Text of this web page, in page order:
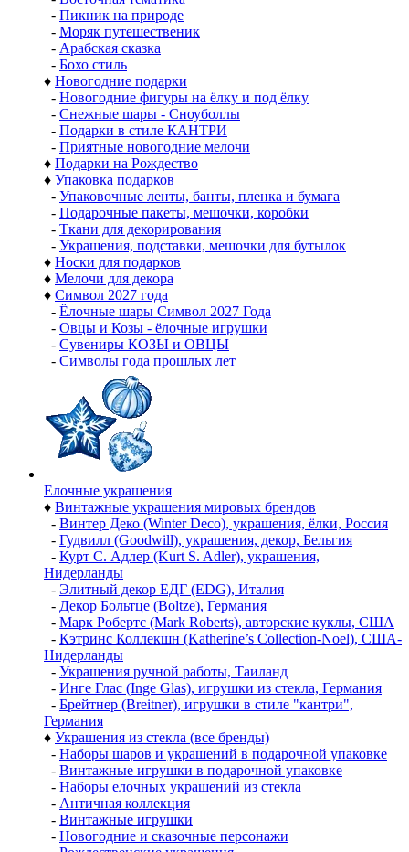
- Пикник на природе
- Моряк путешественик
- Арабская сказка
- Бохо стиль
♦ Новогодние подарки
- Новогодние фигуры на ёлку и под ёлку
- Снежные шары - Сноуболлы
- Подарки в стиле КАНТРИ
- Приятные новогодние мелочи
♦ Подарки на Рождество
♦ Упаковка подарков
- Упаковочные ленты, банты, пленка и бумага
- Подарочные пакеты, мешочки, коробки
- Ткани для декорирования
- Украшения, подставки, мешочки для бутылок
♦ Носки для подарков
♦ Мелочи для декора
♦ Символ 2027 года
- Ёлочные шары Символ 2027 Года
- Овцы и Козы - ёлочные игрушки
- Сувениры КОЗЫ и ОВЦЫ
- Символы года прошлых лет
Елочные украшения
♦ Винтажные украшения мировых брендов
- Винтер Деко (Winter Deco), украшения, ёлки, Россия
- Гудвилл (Goodwill), украшения, декор, Бельгия
- Курт С. Адлер (Kurt S. Adler), украшения,
Нидерланды
- Элитный декор ЕДГ (EDG), Италия
- Декор Больтце (Boltze), Германия
- Марк Робертс (Mark Roberts), авторские куклы, США
- Кэтринс Коллекшн (Katherine’s Collection-Noel), США-
Нидерланды
- Украшения ручной работы, Таиланд
- Инге Глас (Inge Glas), игрушки из стекла, Германия
- Брейтнер (Breitner), игрушки в стиле "кантри",
Германия
♦ Украшения из стекла (все бренды)
- Наборы шаров и украшений в подарочной упаковке
- Винтажные игрушки в подарочной упаковке
- Наборы елочных украшений из стекла
- Античная коллекция
- Винтажные игрушки
- Новогодние и сказочные персонажи